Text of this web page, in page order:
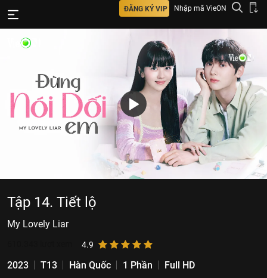
ĐĂNG KÝ VIP Nhập mã VieON
Tập 14. Tiết lộ
My Lovely Liar
4.9
2023 T13 Hàn Quốc 1 Phần
Full HD